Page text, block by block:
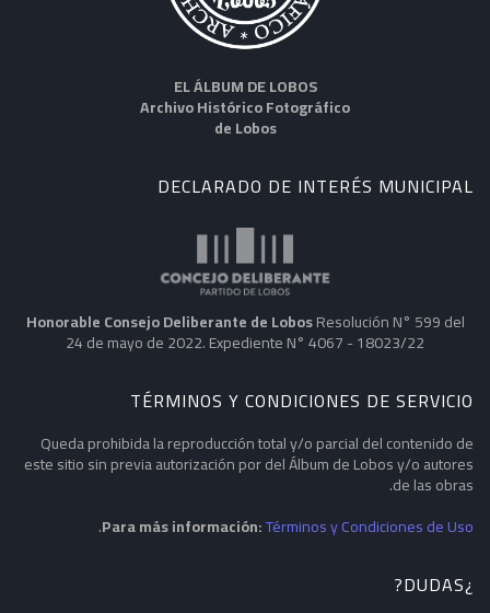
EL ÁLBUM DE LOBOS
Archivo Histórico Fotográfico
de Lobos
DECLARADO DE INTERÉS MUNICIPAL
Honorable Consejo Deliberante de LobosResolución N° 599 del
24 de mayo de 2022. Expediente N° 4067 - 18023/22
TÉRMINOS Y CONDICIONES DE SERVICIO
Queda prohibida la reproducción total y/o parcial del contenido de
este sitio sin previa autorización por del Álbum de Lobos y/o autores
de las obras.
Para más información:Términos y Condiciones de Uso
.
¿DUDAS?